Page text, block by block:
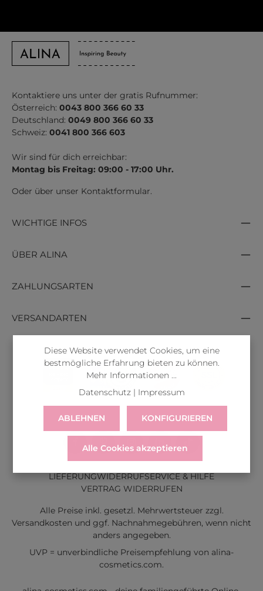
Kontaktiere uns unter der gratis Rufnummer:
Österreich: 0043 800 366 60 33
Deutschland: 0049 800 366 60 33
Schweiz: 0041 800 366 603
Wir sind für dich erreichbar:
Montag bis Freitag: 09:00 - 17:00 Uhr.
Oder über unser Kontaktformular.
WICHTIGE INFOS
ÜBER ALINA
ZAHLUNGSARTEN
VERSANDARTEN
LIEFERUNGWIDERRUFSERVICE & HILFE
VERTRAG WIDERRUFEN
Alle Preise inkl. gesetzl. Mehrwertsteuer zzgl.
Versandkosten und ggf. Nachnahmegebühren, wenn nicht
anders angegeben.
UVP = unverbindliche Preisempfehlung von alina-
cosmetics.com.
Diese Website verwendet Cookies, um eine
bestmögliche Erfahrung bieten zu können.
Mehr Informationen ...
Datenschutz| Impressum
ABLEHNEN KONFIGURIEREN
Alle Cookies akzeptieren